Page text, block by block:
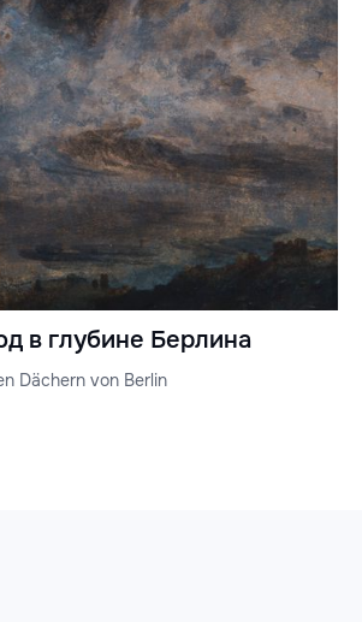
в глубине Берлина
Dächern von Berlin